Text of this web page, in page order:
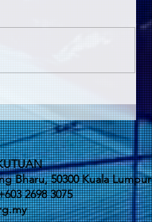
Bharu, 50300 Kuala Lumpur
2698 3075